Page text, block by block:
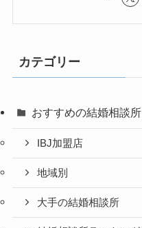
カテゴリー
おすすめの結婚相談所
IBJ加盟店
地域別
大手の結婚相談所